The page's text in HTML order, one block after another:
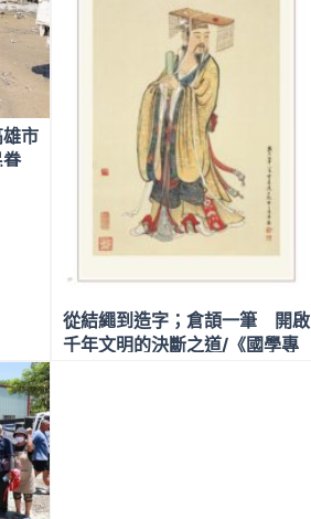
市
從結繩到造字；倉頡一筆 開啟
千年文明的決斷之道/《國學專